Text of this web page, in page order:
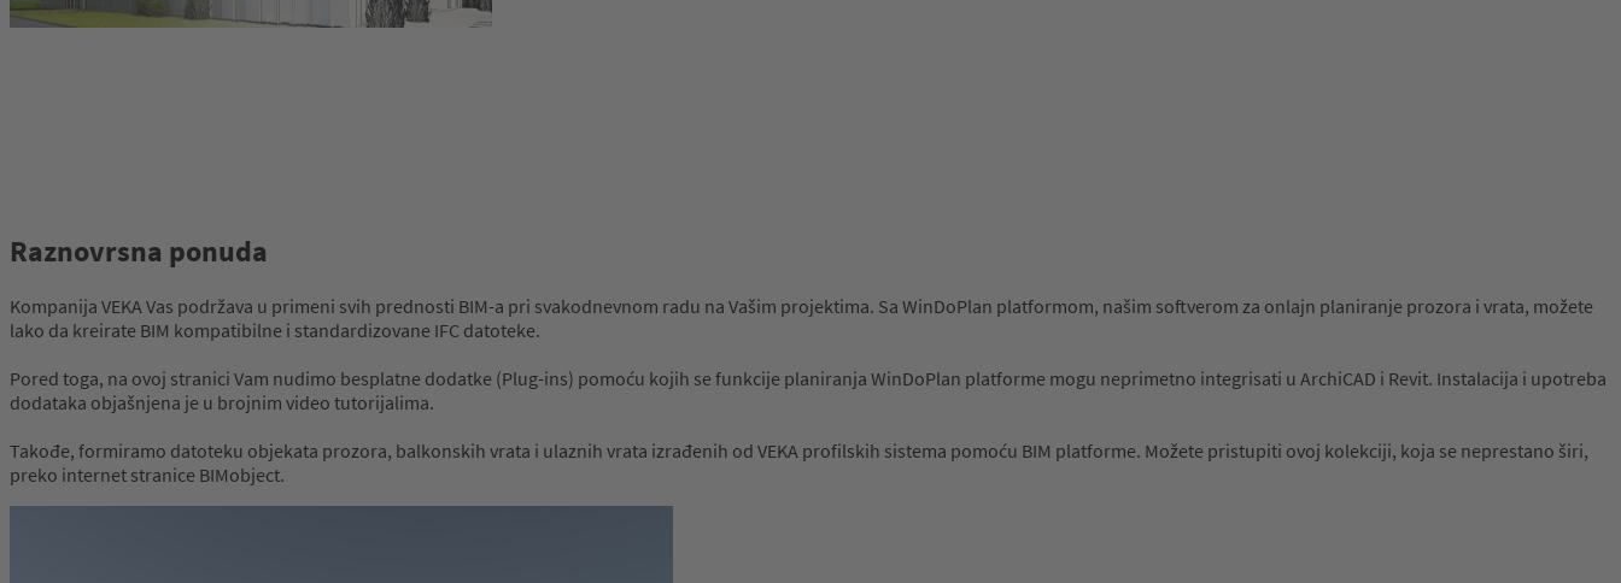
Raznovrsna ponuda
Kompanija VEKA Vas podržava u primeni svih prednosti BIM-a pri svakodnevnom radu na Vašim projektima. Sa WinDoPlan platformom, našim softverom za onlajn planiranje prozora i vrata, možete
lako da kreirate BIM kompatibilne i standardizovane IFC datoteke.
Pored toga, na ovoj stranici Vam nudimo besplatne dodatke (Plug-ins) pomoću kojih se funkcije planiranja WinDoPlan platforme mogu neprimetno integrisati u ArchiCAD i Revit. Instalacija i upotreba
dodataka objašnjena je u brojnim video tutorijalima.
Takođe, formiramo datoteku objekata prozora, balkonskih vrata i ulaznih vrata izrađenih od VEKA profilskih sistema pomoću BIM platforme. Možete pristupiti ovoj kolekciji, koja se neprestano širi,
preko internet stranice BIMobject.